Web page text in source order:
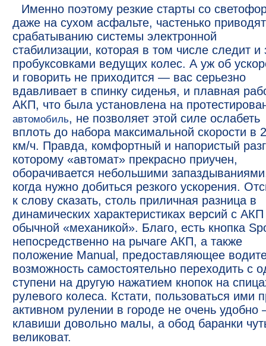
Именно поэтому резкие старты со
даже на сухом асфальте, частенько
срабатыванию системы электронной
стабилизации, которая в том числе следит и
пробуксовками ведущих колес. А уж об
и говорить не приходится — вас серьезно
вдавливает в спинку сиденья, и плавная
АКП, что была установлена на
автомобиль, не позволяет этой силе ослабеть
вплоть до набора максимальной скорости в
км/ч. Правда, комфортный и напористый
которому «автомат» прекрасно приучен,
оборачивается небольшими
когда нужно добиться резкого ускорения.
к слову сказать, столь приличная разница в
динамических характеристиках версий с
обычной «механикой». Благо, есть кнопка
непосредственно на рычаге АКП, а также
положение Manual, предоставляющее
возможность самостоятельно переходить с
ступени на другую нажатием кнопок на
рулевого колеса. Кстати, пользоваться ими
активном рулении в городе не очень
клавиши довольно малы, а обод баранки
великоват.